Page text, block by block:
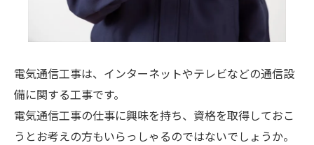
電気通信工事は、インターネットやテレビなどの通信設
備に関する工事です。
電気通信工事の仕事に興味を持ち、資格を取得しておこ
うとお考えの方もいらっしゃるのではないでしょうか。